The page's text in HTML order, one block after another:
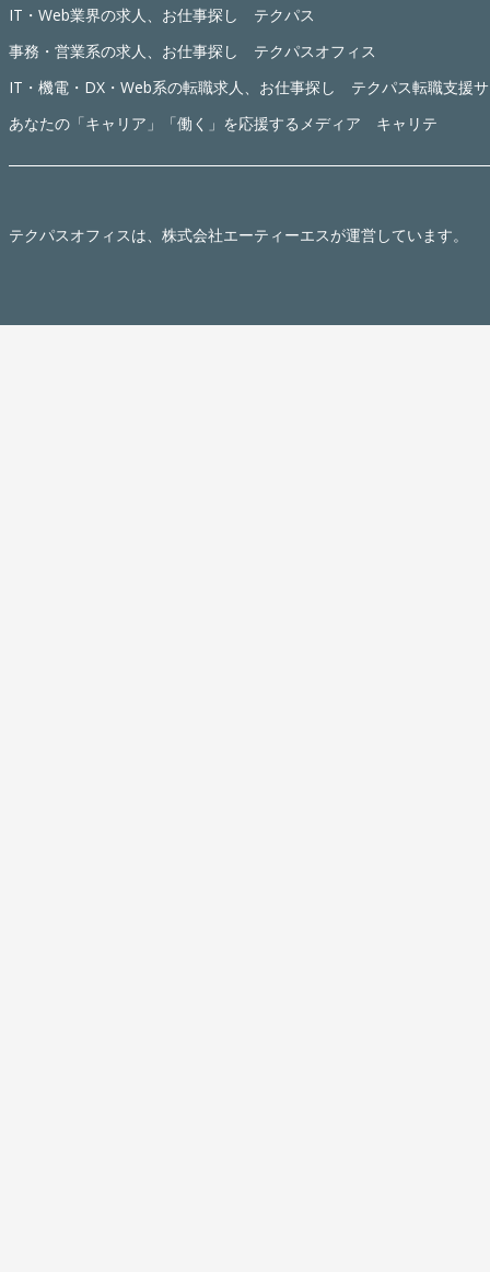
IT・Web業界の求人、お仕事探し テクパス
事務・営業系の求人、お仕事探し テクパスオフィス
IT・機電・DX・Web系の転職求人、お仕事探し テクパス転職支援
あなたの「キャリア」「働く」を応援するメディア キャリテ
テクパスオフィスは、株式会社エーティーエスが運営しています。